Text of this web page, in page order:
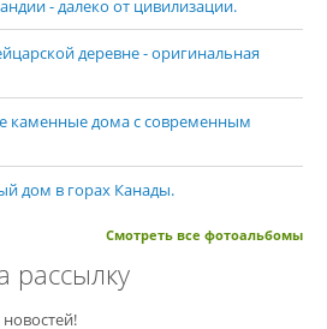
- далеко от цивилизации.
деревне - оригинальная
каменные дома с современным
дом в горах Канады.
Смотреть все фотоальбомы
рассылку
новостей!